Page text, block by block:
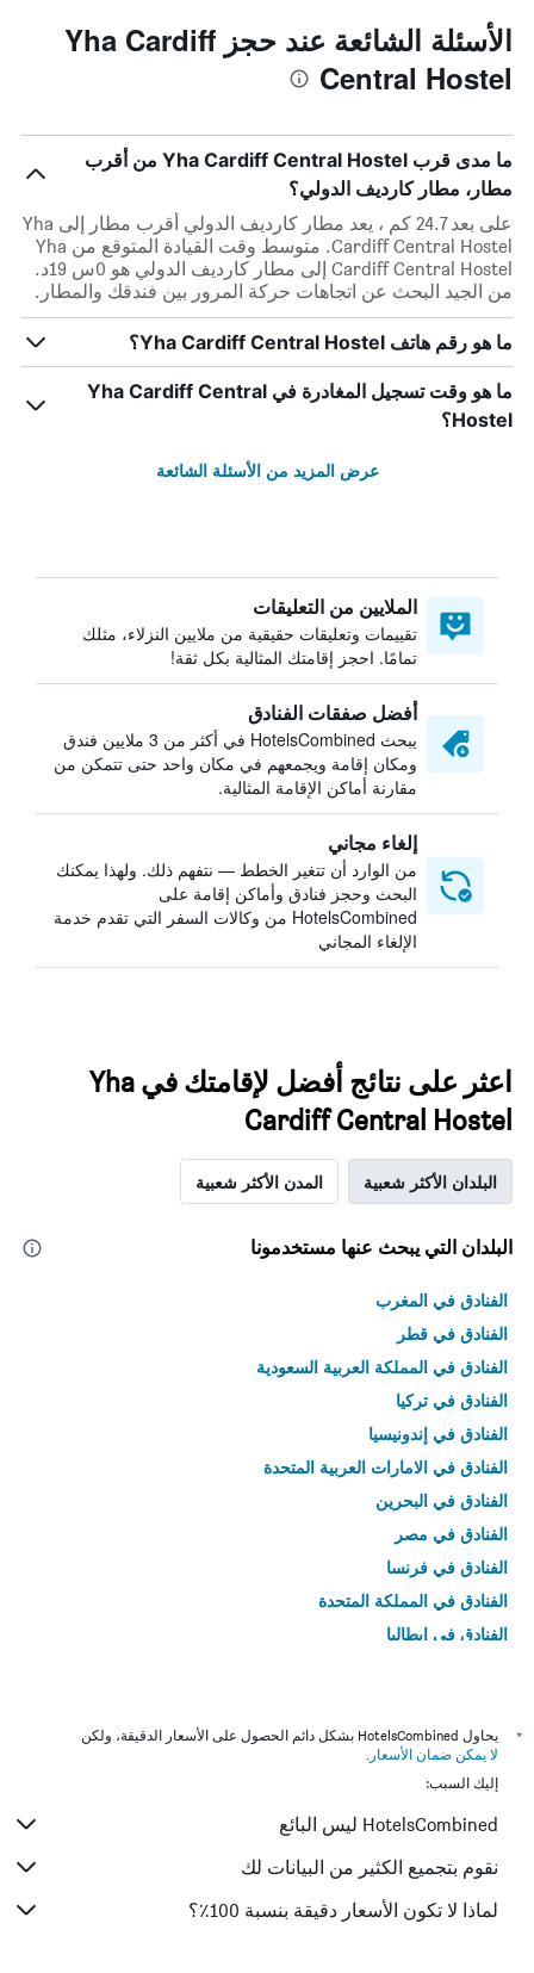
الأسئلة الشائعة عند حجز Yha Cardiff
Central Hostel
ما مدى قرب Yha Cardiff Central Hostel من أقرب
مطار، مطار كارديف الدولي؟
على بعد 24.7 كم ، يعد مطار كارديف الدولي أقرب مطار إلى Yha
Cardiff Central Hostel. متوسط وقت القيادة المتوقع من Yha
Cardiff Central Hostel إلى مطار كارديف الدولي هو 0س 19د.
من الجيد البحث عن اتجاهات حركة المرور بين فندقك والمطار.
ما هو رقم هاتف Yha Cardiff Central Hostel؟
ما هو وقت تسجيل المغادرة في Yha Cardiff Central
Hostel؟
عرض المزيد من الأسئلة الشائعة
الملايين من التعليقات
تقييمات وتعليقات حقيقية من ملايين النزلاء، مثلك
تمامًا. احجز إقامتك المثالية بكل ثقة!
أفضل صفقات الفنادق
يبحث HotelsCombined في أكثر من 3 ملايين فندق
ومكان إقامة ويجمعهم في مكان واحد حتى تتمكن من
مقارنة أماكن الإقامة المثالية.
إلغاء مجاني
من الوارد أن تتغير الخطط — نتفهم ذلك. ولهذا يمكنك
البحث وحجز فنادق وأماكن إقامة على
HotelsCombined من وكالات السفر التي تقدم خدمة
الإلغاء المجاني
اعثر على نتائج أفضل لإقامتك في Yha
Cardiff Central Hostel
البلدان الأكثر شعبية المدن الأكثر شعبية
البلدان التي يبحث عنها مستخدمونا
الفنادق في المغرب
الفنادق في قطر
الفنادق في المملكة العربية السعودية
الفنادق في تركيا
الفنادق في إندونيسيا
الفنادق في الامارات العربية المتحدة
الفنادق في البحرين
الفنادق في مصر
الفنادق في فرنسا
الفنادق في المملكة المتحدة
الفنادق في إيطاليا
*
يحاول HotelsCombined بشكل دائم الحصول على الأسعار الدقيقة، ولكن
لا يمكن ضمان الأسعار .
إليك السبب:
HotelsCombined ليس البائع
نقوم بتجميع الكثير من البيانات لك
لماذا لا تكون الأسعار دقيقة بنسبة 100٪؟